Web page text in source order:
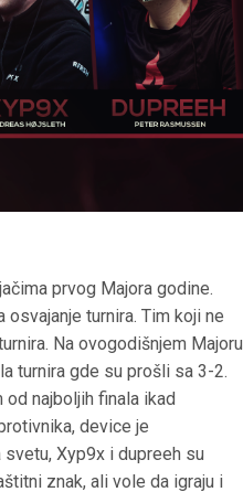
prvog Majora godine.
turnira. Tim koji ne
Na ovogodišnjem Majoru
turnira gde su prošli sa 3-2.
najboljih finala ikad
device je
svetu, Xyp9x i dupreeh su
znak, ali vole da igraju i